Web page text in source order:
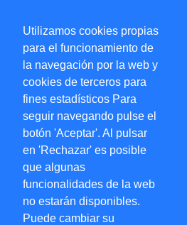
Utilizamos cookies propias
para el funcionamiento de
la navegación por la web y
cookies de terceros para
fines estadísticos Para
seguir navegando pulse el
botón 'Aceptar'. Al pulsar
en 'Rechazar' es posible
que algunas
funcionalidades de la web
no estarán disponibles.
Puede cambiar su